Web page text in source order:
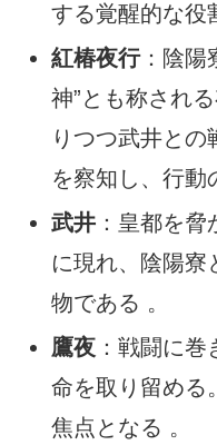
する覚醒的な役
紅椿夜行：陰陽
神”とも称され
りつつ武井と
を察知し、行動
武井 ：皇都を
に現れ、陰陽寮
物である 。
鷹夜 ：戦闘に
命を取り留める
焦点となる 。